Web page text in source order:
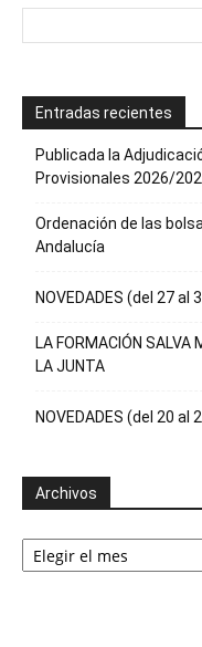
Entradas recientes
Publicada la
Provisionales 2026/
Ordenación de las
Andalucía
NOVEDADES (del 27 al
LA FORMACIÓN SALVA
LA JUNTA
NOVEDADES (del 20 al
Archivos
Archivos